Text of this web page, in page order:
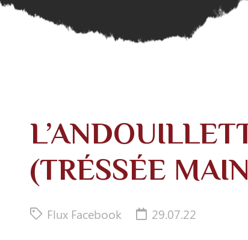
(TRÉSSÉE
Flux Facebook 29.07.22